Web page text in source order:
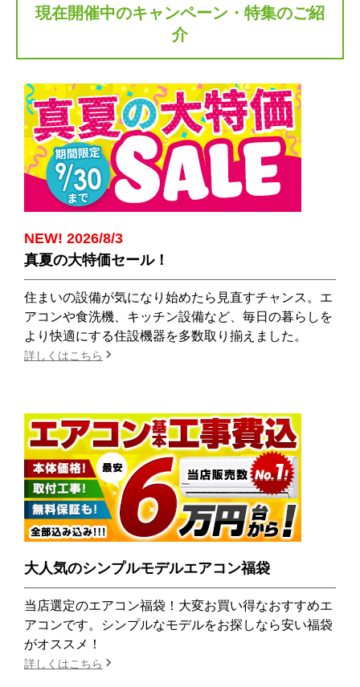
現在開催中のキャンペーン・特集のご紹
介
NEW! 2026/8/3
真夏の大特価セール！
住まいの設備が気になり始めたら見直すチャンス。エ
アコンや食洗機、キッチン設備など、毎日の暮らしを
より快適にする住設機器を多数取り揃えました。
詳しくはこちら
大人気のシンプルモデルエアコン福袋
当店選定のエアコン福袋！大変お買い得なおすすめエ
アコンです。シンプルなモデルをお探しなら安い福袋
がオススメ！
詳しくはこちら